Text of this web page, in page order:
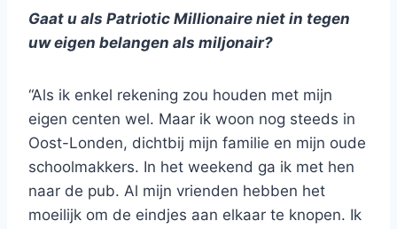
Gaat u als Patriotic Millionaire niet in tegen
uw eigen belangen als miljonair?
“Als ik enkel rekening zou houden met mijn
eigen centen wel. Maar ik woon nog steeds in
Oost-Londen, dichtbij mijn familie en mijn oude
schoolmakkers. In het weekend ga ik met hen
naar de pub. Al mijn vrienden hebben het
moeilijk om de eindjes aan elkaar te knopen. Ik